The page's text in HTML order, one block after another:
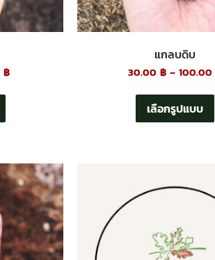
฿
แกลบดิบ
30.00 ฿ – 100.00
เลือกรูปแบบ